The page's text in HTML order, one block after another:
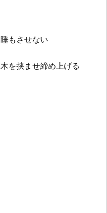
もさせない
を挟ませ締め上げる